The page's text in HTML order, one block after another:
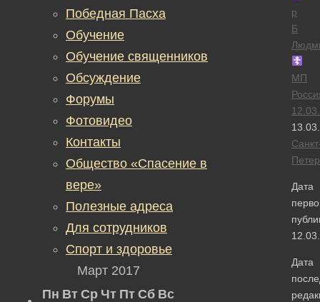
р
Б
МП
Дата
Дата
Победная Пасха
Обучение
Обучение священников
Обсуждение
Форумы
Фотовидео
Контакты
Общество «Спасение в
вере»
Полезные адреса
Для сотрудников
Спорт и здоровье
Март 2017
Пн Вт Ср Чт Пт Сб Вс